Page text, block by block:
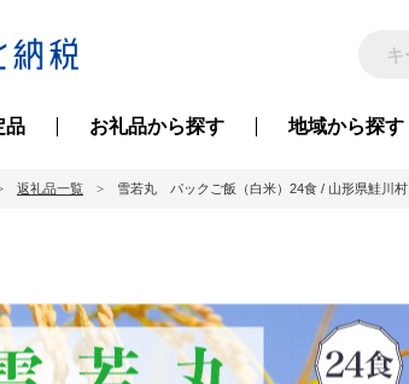
品 お礼品から探す 地域から探す
返礼品一覧 雪若丸 パックご飯（白米）24食 / 山形県鮭川村